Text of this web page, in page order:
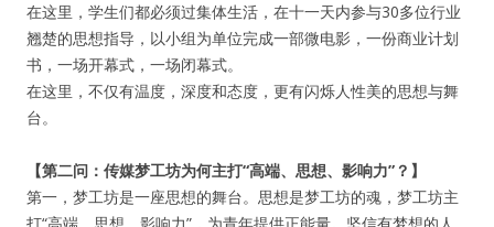
在这里，学生们都必须过集体生活，在十一天内参与30多位行业
翘楚的思想指导，以小组为单位完成一部微电影，一份商业计划
书，一场开幕式，一场闭幕式。
在这里，不仅有温度，深度和态度，更有闪烁人性美的思想与舞
台。
【第二问：传媒梦工坊为何主打“高端、思想、影响力”？】
第一，梦工坊是一座思想的舞台。思想是梦工坊的魂，梦工坊主